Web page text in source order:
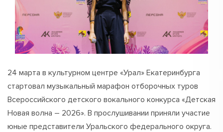
24 марта в культурном центре «Урал» Екатеринбурга
стартовал музыкальный марафон отборочных туров
Всероссийского детского вокального конкурса «Детская
Новая волна – 2026». В прослушивании приняли участие
юные представители Уральского федерального округа.